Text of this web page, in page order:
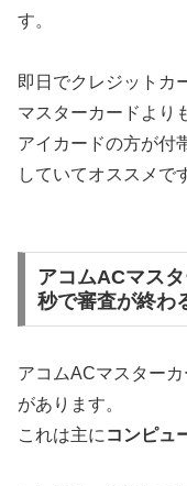
す。
即日でクレジットカ
マスターカードより
アイカードの方が付
していてオススメで
アコムACマス
秒で審査が終わ
アコムACマスター
があります。
これは主に コンピュ